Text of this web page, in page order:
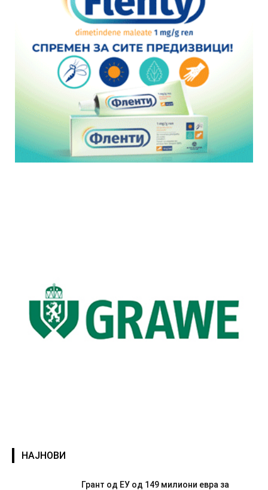
НАЈНОВИ
Грант од ЕУ од 149 милиони евра за